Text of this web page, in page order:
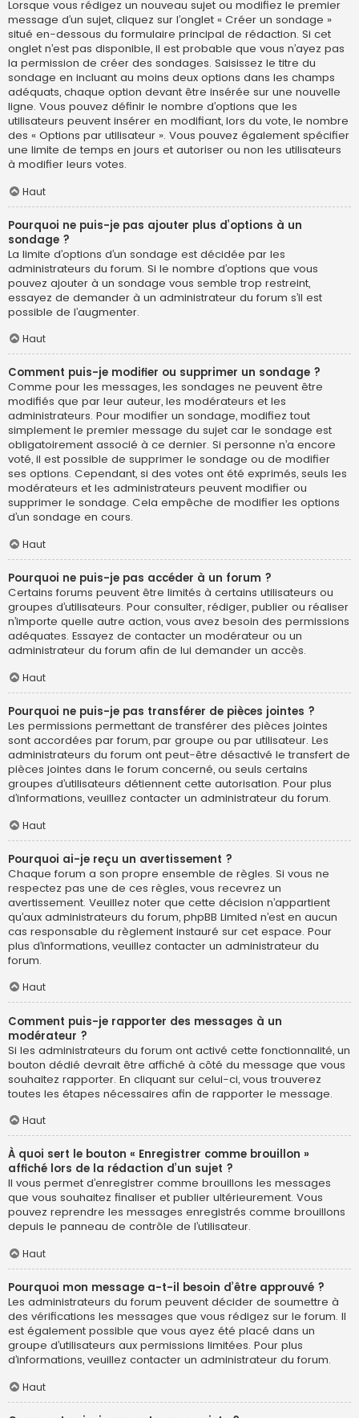
Lorsque vous rédigez un nouveau sujet ou modifiez le premier
message d’un sujet, cliquez sur l’onglet « Créer un sondage »
situé en-dessous du formulaire principal de rédaction. Si cet
onglet n’est pas disponible, il est probable que vous n’ayez pas
la permission de créer des sondages. Saisissez le titre du
sondage en incluant au moins deux options dans les champs
adéquats, chaque option devant être insérée sur une nouvelle
ligne. Vous pouvez définir le nombre d’options que les
utilisateurs peuvent insérer en modifiant, lors du vote, le nombre
des « Options par utilisateur ». Vous pouvez également spécifier
une limite de temps en jours et autoriser ou non les utilisateurs
à modifier leurs votes.
Haut
Pourquoi ne puis-je pas ajouter plus d’options à un
sondage ?
La limite d’options d’un sondage est décidée par les
administrateurs du forum. Si le nombre d’options que vous
pouvez ajouter à un sondage vous semble trop restreint,
essayez de demander à un administrateur du forum s’il est
possible de l’augmenter.
Haut
Comment puis-je modifier ou supprimer un sondage ?
Comme pour les messages, les sondages ne peuvent être
modifiés que par leur auteur, les modérateurs et les
administrateurs. Pour modifier un sondage, modifiez tout
simplement le premier message du sujet car le sondage est
obligatoirement associé à ce dernier. Si personne n’a encore
voté, il est possible de supprimer le sondage ou de modifier
ses options. Cependant, si des votes ont été exprimés, seuls les
modérateurs et les administrateurs peuvent modifier ou
supprimer le sondage. Cela empêche de modifier les options
d’un sondage en cours.
Haut
Pourquoi ne puis-je pas accéder à un forum ?
Certains forums peuvent être limités à certains utilisateurs ou
groupes d’utilisateurs. Pour consulter, rédiger, publier ou réaliser
n’importe quelle autre action, vous avez besoin des permissions
adéquates. Essayez de contacter un modérateur ou un
administrateur du forum afin de lui demander un accès.
Haut
Pourquoi ne puis-je pas transférer de pièces jointes ?
Les permissions permettant de transférer des pièces jointes
sont accordées par forum, par groupe ou par utilisateur. Les
administrateurs du forum ont peut-être désactivé le transfert de
pièces jointes dans le forum concerné, ou seuls certains
groupes d’utilisateurs détiennent cette autorisation. Pour plus
d’informations, veuillez contacter un administrateur du forum.
Haut
Pourquoi ai-je reçu un avertissement ?
Chaque forum a son propre ensemble de règles. Si vous ne
respectez pas une de ces règles, vous recevrez un
avertissement. Veuillez noter que cette décision n’appartient
qu’aux administrateurs du forum, phpBB Limited n’est en aucun
cas responsable du règlement instauré sur cet espace. Pour
plus d’informations, veuillez contacter un administrateur du
forum.
Haut
Comment puis-je rapporter des messages à un
modérateur ?
Si les administrateurs du forum ont activé cette fonctionnalité, un
bouton dédié devrait être affiché à côté du message que vous
souhaitez rapporter. En cliquant sur celui-ci, vous trouverez
toutes les étapes nécessaires afin de rapporter le message.
Haut
À quoi sert le bouton « Enregistrer comme brouillon »
affiché lors de la rédaction d’un sujet ?
Il vous permet d’enregistrer comme brouillons les messages
que vous souhaitez finaliser et publier ultérieurement. Vous
pouvez reprendre les messages enregistrés comme brouillons
depuis le panneau de contrôle de l’utilisateur.
Haut
Pourquoi mon message a-t-il besoin d’être approuvé ?
Les administrateurs du forum peuvent décider de soumettre à
des vérifications les messages que vous rédigez sur le forum. Il
est également possible que vous ayez été placé dans un
groupe d’utilisateurs aux permissions limitées. Pour plus
d’informations, veuillez contacter un administrateur du forum.
Haut